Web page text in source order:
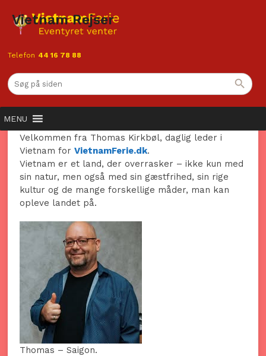
Telefon 44 16 78 88
MENU
Vietnam Rejser
Vietnam Rejser – Oplev et land
fyldt med kontraster, kultur og
uendelige muligheder
Velkommen fra Thomas Kirkbøl, daglig leder i
Vietnam forVietnamFerie.dk.
Vietnam er et land, der overrasker – ikke kun med
sin natur, men også med sin gæstfrihed, sin rige
kultur og de mange forskellige måder, man kan
opleve landet på.
Thomas – Saigon.